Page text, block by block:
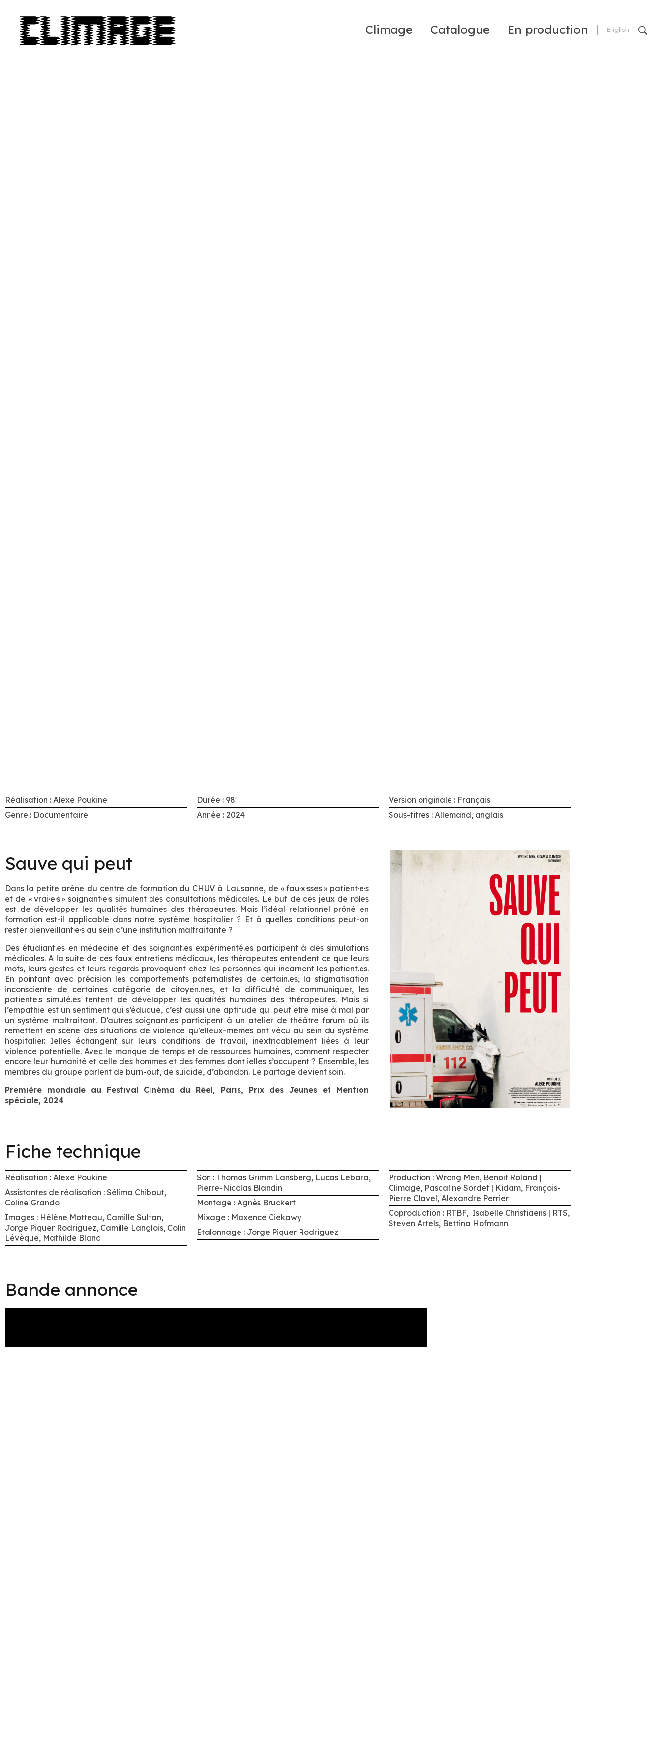
Climage Catalogue En production English
Réalisation : Alexe Poukine
Genre : Documentaire
Durée : 98′
Année : 2024
Version originale : Français
Sous-titres : Allemand, anglais
Sauve qui peut
Dans la petite arène du centre de formation du CHUV à Lausanne, de « fau·x·sses » patient·e·s
et de « vrai·e·s » soignant·e·s simulent des consultations médicales. Le but de ces jeux de rôles
est de développer les qualités humaines des thérapeutes. Mais l’idéal relationnel prôné en
formation est-il applicable dans notre système hospitalier ? Et à quelles conditions peut-on
rester bienveillant·e·s au sein d’une institution maltraitante ?
Des étudiant.es en médecine et des soignant.es expérimenté.es participent à des simulations
médicales. A la suite de ces faux entretiens médicaux, les thérapeutes entendent ce que leurs
mots, leurs gestes et leurs regards provoquent chez les personnes qui incarnent les patient.es.
En pointant avec précision les comportements paternalistes de certain.es, la stigmatisation
inconsciente de certaines catégorie de citoyen.nes, et la difficulté de communiquer, les
patiente.s simulé.es tentent de développer les qualités humaines des thérapeutes. Mais si
l’empathie est un sentiment qui s’éduque, c’est aussi une aptitude qui peut être mise à mal par
un système maltraitant. D’autres soignant.es participent à un atelier de théâtre forum où ils
remettent en scène des situations de violence qu’elleux-mêmes ont vécu au sein du système
hospitalier. Ielles échangent sur leurs conditions de travail, inextricablement liées à leur
violence potentielle. Avec le manque de temps et de ressources humaines, comment respecter
encore leur humanité et celle des hommes et des femmes dont ielles s’occupent ? Ensemble, les
membres du groupe parlent de burn-out, de suicide, d’abandon. Le partage devient soin.
Première mondiale au Festival Cinéma du Réel, Paris, Prix des Jeunes et Mention
spéciale, 2024
Fiche technique
Réalisation : Alexe Poukine
Assistantes de réalisation : Sélima Chibout,
Coline Grando
Images : Hélène Motteau, Camille Sultan,
Jorge Piquer Rodriguez, Camille Langlois, Colin
Lévèque, Mathilde Blanc
Son : Thomas Grimm Lansberg, Lucas Lebara,
Pierre-Nicolas Blandin
Montage : Agnès Bruckert
Mixage : Maxence Ciekawy
Etalonnage : Jorge Piquer Rodriguez
Production : Wrong Men, Benoît Roland |
Climage, Pascaline Sordet | Kidam, François-
Pierre Clavel, Alexandre Perrier
Coproduction : RTBF, Isabelle Christiaens| RTS,
Steven Artels, Bettina Hofmann
Bande annonce